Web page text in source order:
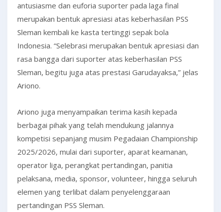
antusiasme dan euforia suporter pada laga final
merupakan bentuk apresiasi atas keberhasilan PSS
Sleman kembali ke kasta tertinggi sepak bola
Indonesia. “Selebrasi merupakan bentuk apresiasi dan
rasa bangga dari suporter atas keberhasilan PSS
Sleman, begitu juga atas prestasi Garudayaksa,” jelas
Ariono.
Ariono juga menyampaikan terima kasih kepada
berbagai pihak yang telah mendukung jalannya
kompetisi sepanjang musim Pegadaian Championship
2025/2026, mulai dari suporter, aparat keamanan,
operator liga, perangkat pertandingan, panitia
pelaksana, media, sponsor, volunteer, hingga seluruh
elemen yang terlibat dalam penyelenggaraan
pertandingan PSS Sleman.